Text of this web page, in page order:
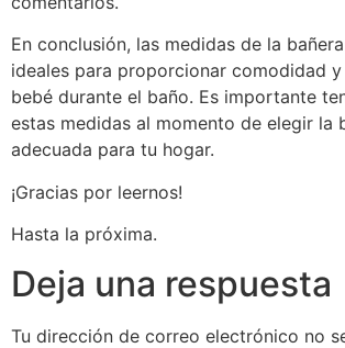
En conclusión, las medidas de la
ideales para proporcionar comodidad
bebé durante el baño. Es importante
estas medidas al momento de elegir la
adecuada para tu hogar.
¡Gracias por leernos!
Hasta la próxima.
Deja una respuesta
Tu dirección de correo electrónico no